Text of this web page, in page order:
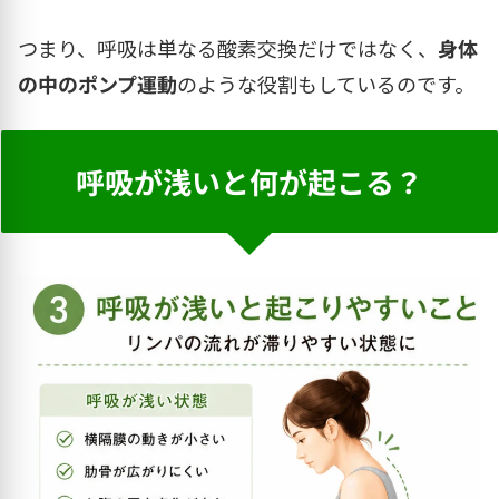
つまり、呼吸は単なる酸素交換だけではなく、 身体
の中のポンプ運動のような役割もしているのです。
呼吸が浅いと何が起こる？